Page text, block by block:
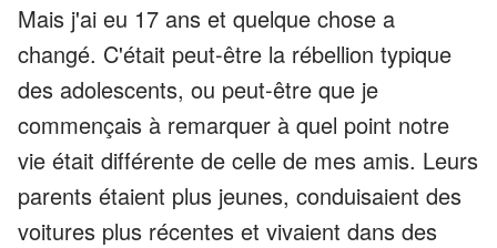
Mais j'ai eu 17 ans et quelque chose a
changé. C'était peut-être la rébellion typique
des adolescents, ou peut-être que je
commençais à remarquer à quel point notre
vie était différente de celle de mes amis. Leurs
parents étaient plus jeunes, conduisaient des
voitures plus récentes et vivaient dans des